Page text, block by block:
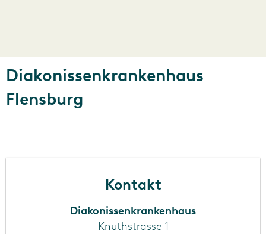
Diakonissenkrankenhaus
Flensburg
Kontakt
Diakonissenkrankenhaus
Knuthstrasse 1